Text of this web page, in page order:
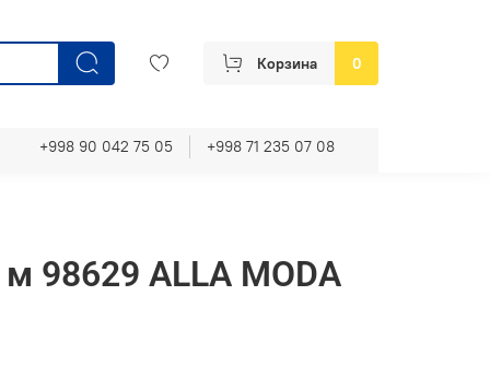
Корзина 0
+998 90 042 75 05 +998 71 235 07 08
98629 ALLA MODA